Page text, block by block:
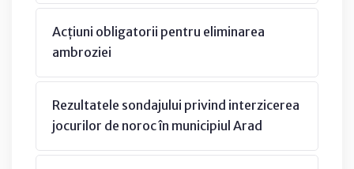
Acțiuni obligatorii pentru eliminarea
ambroziei
Rezultatele sondajului privind interzicerea
jocurilor de noroc în municipiul Arad